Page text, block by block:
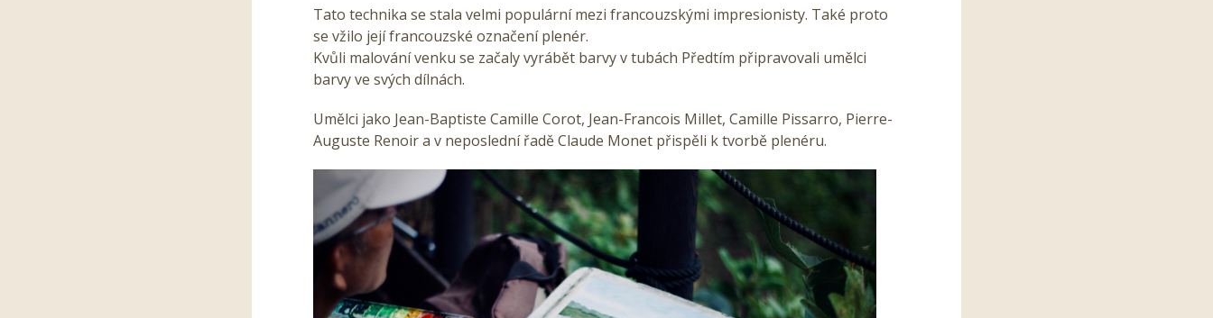
Tato technika se stala velmi populární mezi francouzskými impresionisty. Také proto
se vžilo její francouzské označení plenér.
Kvůli malování venku se začaly vyrábět barvy v tubách Předtím připravovali umělci
barvy ve svých dílnách.
Umělci jako Jean-Baptiste Camille Corot, Jean-Francois Millet, Camille Pissarro, Pierre-
Auguste Renoir a v neposlední řadě Claude Monet přispěli k tvorbě plenéru.